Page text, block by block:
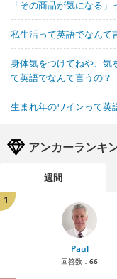
「その商品が気になる
私生活って英語でなんて
身体気をつけてねや、気
て英語でなんて言うの？
生まれ年のワインって英
アンカーランキ
週間
1
Paul
回答数： 66